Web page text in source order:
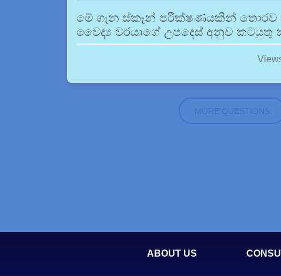
මේ ගැන ස්කෑන් පරීක්ෂණයකින් තොරව
වෛද්‍ය වරයාගේ උපදෙස් අනුව කටයුතු
MORE QUESTIONS
ABOUT US